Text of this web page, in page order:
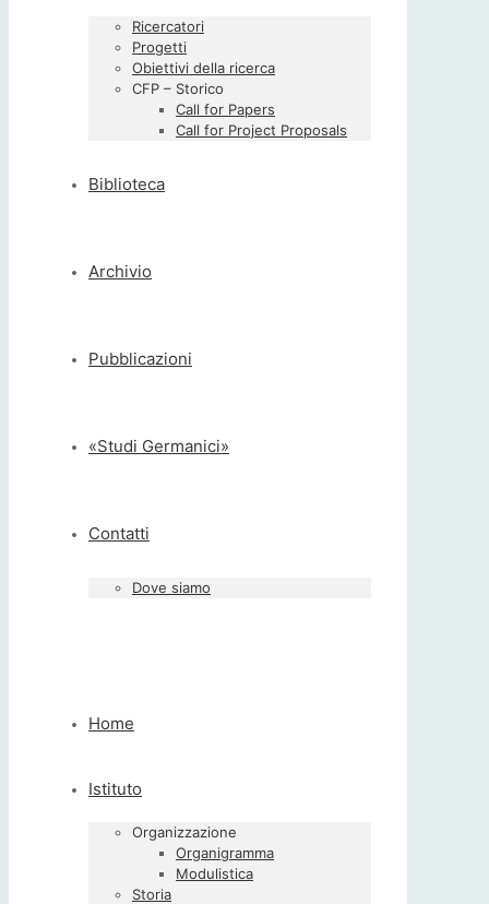
Ricercatori
Progetti
Obiettivi della ricerca
CFP – Storico
Call for Papers
Call for Project Proposals
Biblioteca
Archivio
Pubblicazioni
«Studi Germanici»
Contatti
Dove siamo
Home
Istituto
Organizzazione
Organigramma
Modulistica
Storia